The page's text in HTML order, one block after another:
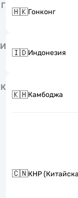
Г
🇭🇰Гонконг
И
🇮🇩Индонезия
К
🇰🇭Камбоджа
🇨🇳КНР